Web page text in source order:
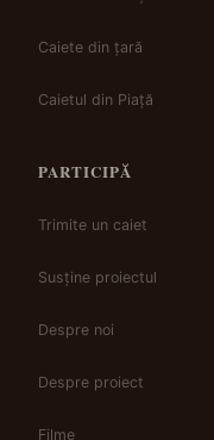
Caiete din țară
Caietul din Piață
PARTICIPĂ
Trimite un caiet
Susține proiectul
Despre noi
Despre proiect
Filme